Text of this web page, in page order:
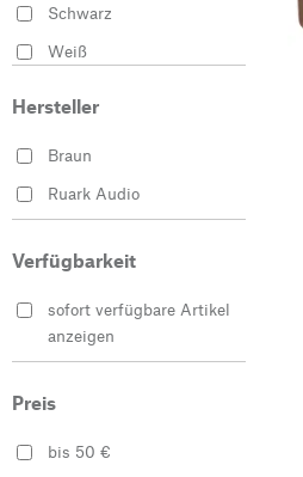
Schwarz
Weiß
Hersteller
Braun
Ruark Audio
Verfügbarkeit
sofort verfügbare Artikel
anzeigen
Preis
bis 50 €